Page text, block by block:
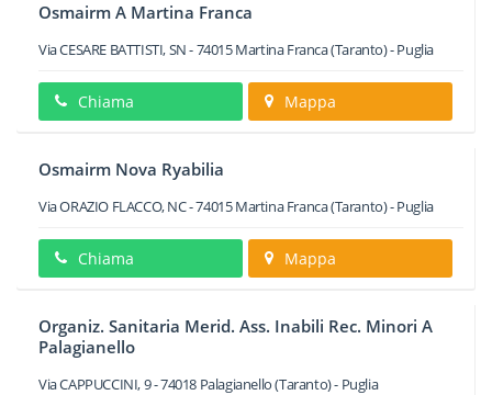
Osmairm A Martina Franca
Via CESARE BATTISTI, SN-74015Martina Franca(Taranto) -Puglia
Chiama Mappa
Osmairm Nova Ryabilia
Via ORAZIO FLACCO, NC-74015Martina Franca(Taranto) -Puglia
Chiama Mappa
Organiz. Sanitaria Merid. Ass. Inabili Rec. Minori A
Palagianello
Via CAPPUCCINI, 9-74018 Palagianello(Taranto) - Puglia